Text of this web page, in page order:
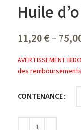
Huile
11,20€–
AVERTISSEMENT
des
CONTENANCE